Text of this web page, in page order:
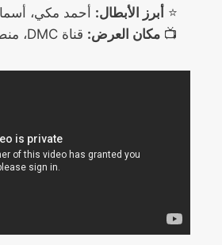
⭐ أبرز الأبطال: أحمد مكي،
📺 مكان العرض: قناة DMC، منصة VIU